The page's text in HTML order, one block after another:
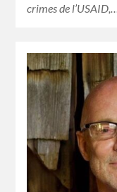
crimes de l’USAID,…